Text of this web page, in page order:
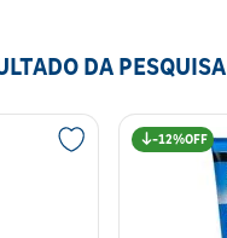
DA PESQUISA
12%